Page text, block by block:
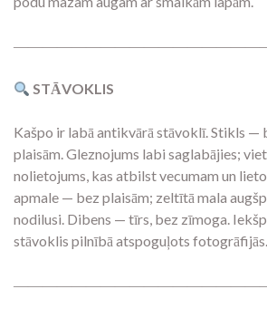
STĀVOKLIS
Kašpo ir labā antikvārā stāvoklī. Stikls —
plaisām. Gleznojums labi saglabājies;
nolietojums, kas atbilst vecumam un
apmale — bez plaisām; zeltītā mala
nodilusi. Dibens — tīrs, bez zīmoga.
stāvoklis pilnībā atspoguļots fotogrāfijās.